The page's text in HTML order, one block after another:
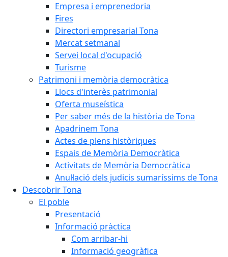
Empresa i emprenedoria
Fires
Directori empresarial Tona
Mercat setmanal
Servei local d'ocupació
Turisme
Patrimoni i memòria democràtica
Llocs d'interès patrimonial
Oferta museística
Per saber més de la història de Tona
Apadrinem Tona
Actes de plens històriques
Espais de Memòria Democràtica
Activitats de Memòria Democràtica
Anul·lació dels judicis sumaríssims de Tona
Descobrir Tona
El poble
Presentació
Informació pràctica
Com arribar-hi
Informació geogràfica